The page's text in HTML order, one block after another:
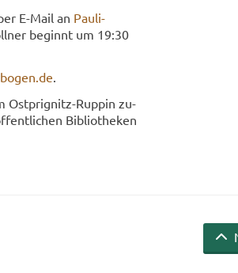
E-​Mail an Pau­li­
be­ginnt um 19:30
.
Ostprignitz-​Ruppin zu­
Bi­blio­the­ken